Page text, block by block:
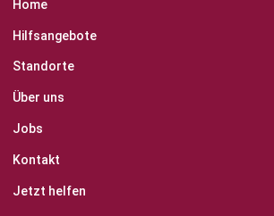
Home
Hilfsangebote
Standorte
Über uns
Jobs
Kontakt
Jetzt helfen